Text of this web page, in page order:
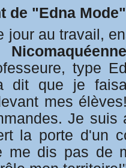
de "Edna Mode"
jour au travail,
Nicomaquéenne
type
dit que je
mes
Je suis
la porte d'un
me dis pas de